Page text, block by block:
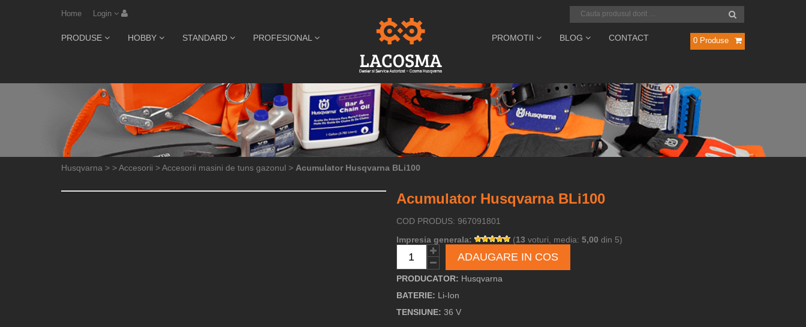
Home
PRODUSE HOBBY STANDARD PROFESIONAL PROMOTII BLOG CONTACT
Login
0 Produse
Husqvarna > >Accesorii >Accesorii masini de tuns gazonul > Acumulator Husqvarna BLi100
Acumulator Husqvarna BLi100
COD PRODUS: 967091801
Impresia generala:
(13 voturi, media: 5,00 din 5)
ADAUGARE IN COS
PRODUCATOR: Husqvarna
BATERIE: Li-Ion
TENSIUNE: 36 V